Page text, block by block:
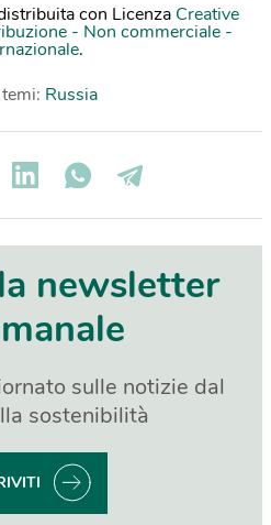
con Licenza Creative
- Non commerciale -
.
Russia
newsletter
sulle notizie dal
sostenibilità